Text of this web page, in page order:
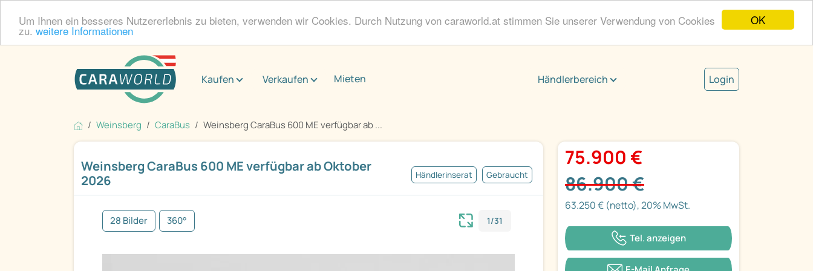
OK
Um Ihnen ein besseres Nutzererlebnis zu bieten, verwenden wir Cookies. Durch Nutzung von caraworld.at stimmen Sie unserer Verwendung von Cookies
zu. weitere Informationen
Kaufen Verkaufen Mieten Händlerbereich Login
Weinsberg CaraBus Weinsberg CaraBus 600 ME verfügbar ab ...
Weinsberg CaraBus 600 ME verfügbar ab Oktober
2026
Händlerinserat Gebraucht
28 Bilder 360° 1/31
75.900 €
86.900 €
63.250 € (netto), 20% MwSt.
Tel. anzeigen